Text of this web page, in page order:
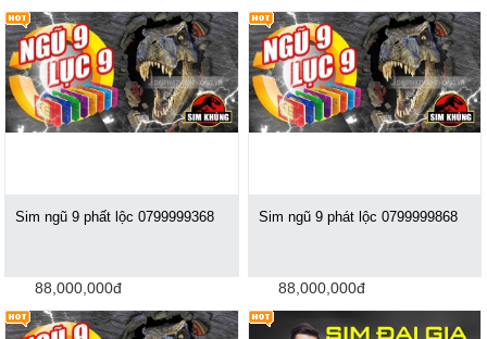
Sim ngũ 9 phất lộc 0799999368
88,000,000đ
Sim ngũ 9 phát lộc 0799999868
88,000,000đ